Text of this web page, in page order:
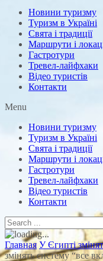
Новини туризму
Туризм в Україні
Свята і традиції
Маршрути і
Гастротури
Тревел-лайфхаки
Відео туристів
Контакти
Menu
Новини туризму
Туризм в Україні
Свята і традиції
Маршрути і
Гастротури
Тревел-лайфхаки
Відео туристів
Контакти
Главная У Єгипті
змінять систему “все